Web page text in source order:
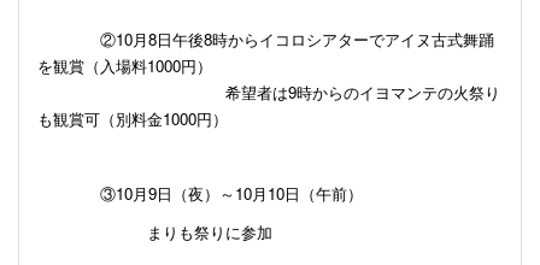
②10月8日午後8時からイコロシアターでアイヌ古式舞踊
を観賞（ 入場料1000円）
希望者は9時からのイヨマンテの火祭り
も観賞可（別料金1000円）
③10月9日（夜）～10月10日（午前）
まりも祭りに参加